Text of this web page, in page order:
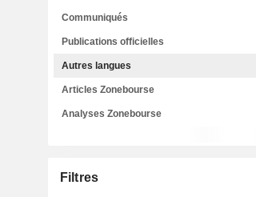
Communiqués
Publications officielles
Autres langues
Articles Zonebourse
Analyses Zonebourse
Filtres